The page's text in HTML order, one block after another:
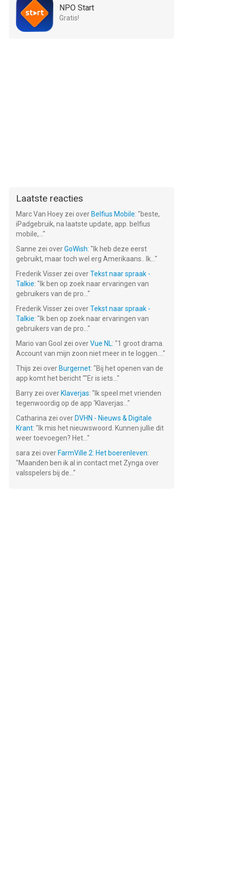
NPO Start
Gratis!
Laatste reacties
Marc Van Hoey zei over Belfius Mobile: "beste,
iPadgebruik, na laatste update, app. belfius
mobile,... "
Sanne zei overGoWish: " Ik heb deze eerst
gebruikt, maar toch wel erg Amerikaans.. Ik... "
Frederik Visser zei overTekst naar spraak -
Talkie: " Ik ben op zoek naar ervaringen van
gebruikers van de pro... "
Frederik Visser zei overTekst naar spraak -
Talkie: " Ik ben op zoek naar ervaringen van
gebruikers van de pro... "
Mario van Gool zei overVue NL: "1 groot drama.
Account van mijn zoon niet meer in te loggen.... "
Thijs zei over Burgernet: "Bij het openen van de
app komt het bericht ""Er is iets... "
Barry zei over Klaverjas: " Ik speel met vrienden
tegenwoordig op de app ‘Klaverjas... "
Catharina zei over DVHN - Nieuws & Digitale
Krant: " Ik mis het nieuwswoord. Kunnen jullie dit
weer toevoegen? Het... "
sara zei over FarmVille 2: Het boerenleven:
"Maanden ben ik al in contact met Zynga over
valsspelers bij de... "